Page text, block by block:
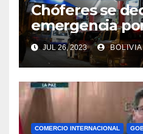
Chóferes se
emergencia
de Perú en el
combustible y
renuncia del
Transporte
JUL 26, 2023 BOLIVIA
COMERCIO INTERNACIONAL